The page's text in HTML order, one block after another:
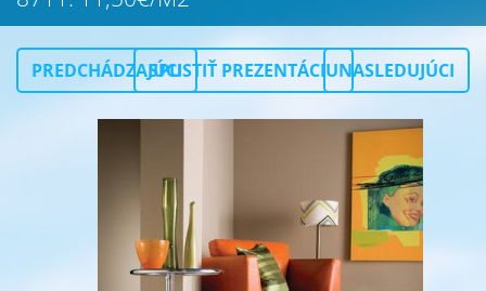
PREDCHÁDZAJÚCISPUSTIŤ PREZENTÁCIUNASLEDUJÚCI